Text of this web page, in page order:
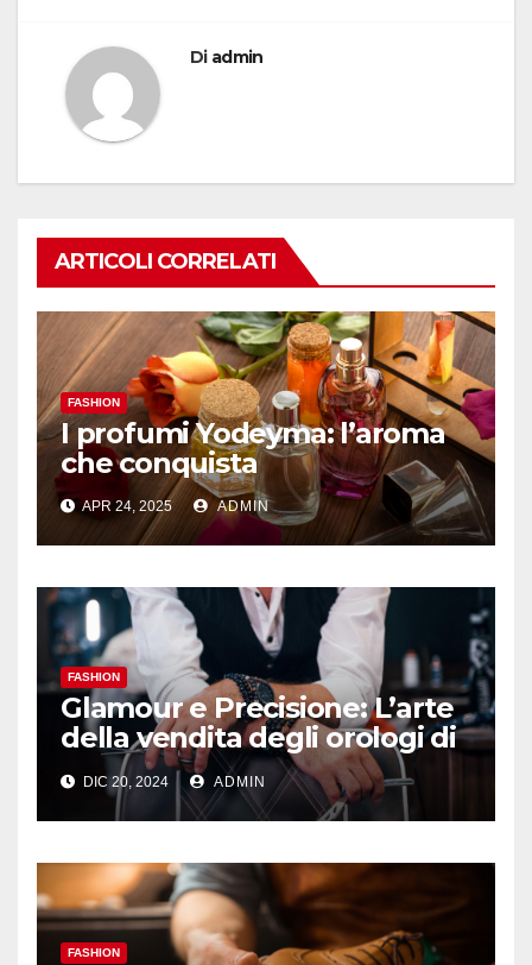
Di admin
ARTICOLI CORRELATI
FASHION
I profumi Yodeyma: l’aroma
che conquista
APR 24, 2025 ADMIN
FASHION
Glamour e Precisione: L’arte
della vendita degli orologi di
lusso a Milano
DIC 20, 2024 ADMIN
FASHION